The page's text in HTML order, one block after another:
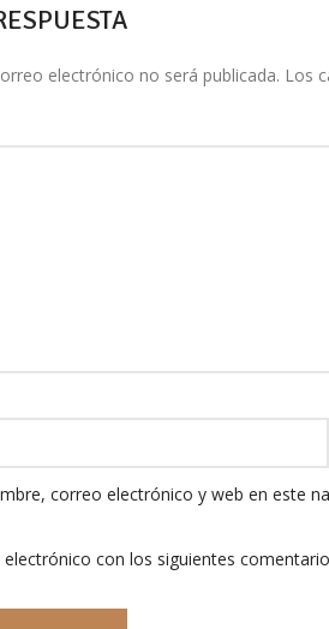
electrónico no será publicada. Los
correo electrónico y web en este
electrónico con los siguientes